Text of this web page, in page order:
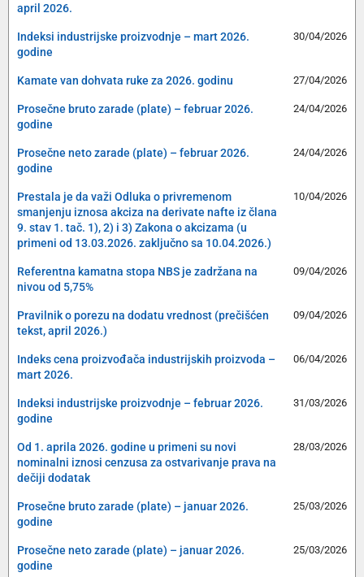
april 2026.
Indeksi industrijske proizvodnje – mart 2026.
godine
30/04/2026
Kamate van dohvata ruke za 2026. godinu 27/04/2026
Prosečne bruto zarade (plate) – februar 2026.
godine
24/04/2026
Prosečne neto zarade (plate) – februar 2026.
godine
24/04/2026
Prestala je da važi Odluka o privremenom
smanjenju iznosa akciza na derivate nafte iz člana
9. stav 1. tač. 1), 2) i 3) Zakona o akcizama (u
primeni od 13.03.2026. zaključno sa 10.04.2026.)
10/04/2026
Referentna kamatna stopa NBS je zadržana na
nivou od 5,75%
09/04/2026
Pravilnik o porezu na dodatu vrednost (prečišćen
tekst, april 2026.)
09/04/2026
Indeks cena proizvođača industrijskih proizvoda –
mart 2026.
06/04/2026
Indeksi industrijske proizvodnje – februar 2026.
godine
31/03/2026
Od 1. aprila 2026. godine u primeni su novi
nominalni iznosi cenzusa za ostvarivanje prava na
dečiji dodatak
28/03/2026
Prosečne bruto zarade (plate) – januar 2026.
godine
25/03/2026
Prosečne neto zarade (plate) – januar 2026.
godine
25/03/2026